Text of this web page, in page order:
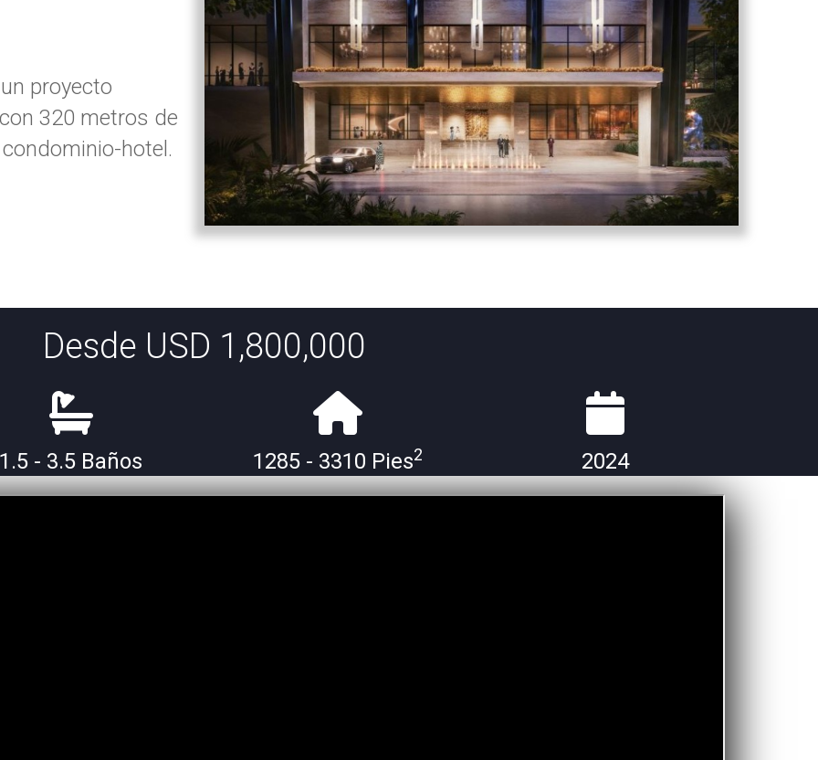
proyecto
320 metros de
hotel.
Desde USD 1,800,000
1.5 - 3.5 Baños 1285 - 3310 Pies2 2024